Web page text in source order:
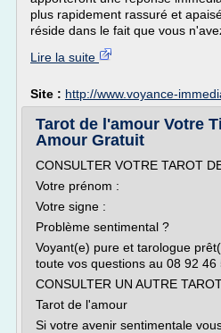
plus rapidement rassuré et
réside dans le fait que vous
Lire la suite
Site : http://www.voyance-
Tarot de l'amour Votre
Amour Gratuit
CONSULTER VOTRE TAROT
Votre prénom :
Votre signe :
Problème sentimental ?
Voyant(e) pure et tarologue
toute vos questions au 08 92 46
CONSULTER UN AUTRE
Tarot de l'amour
Si votre avenir sentimentale